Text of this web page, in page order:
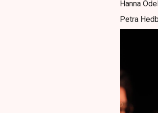
Hanna
Petra